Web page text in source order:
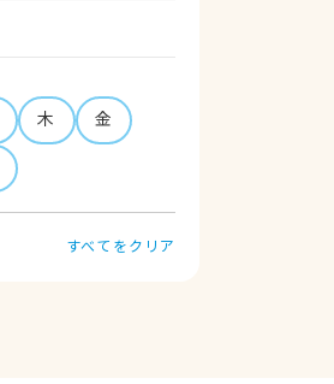
木
金
すべてをクリア